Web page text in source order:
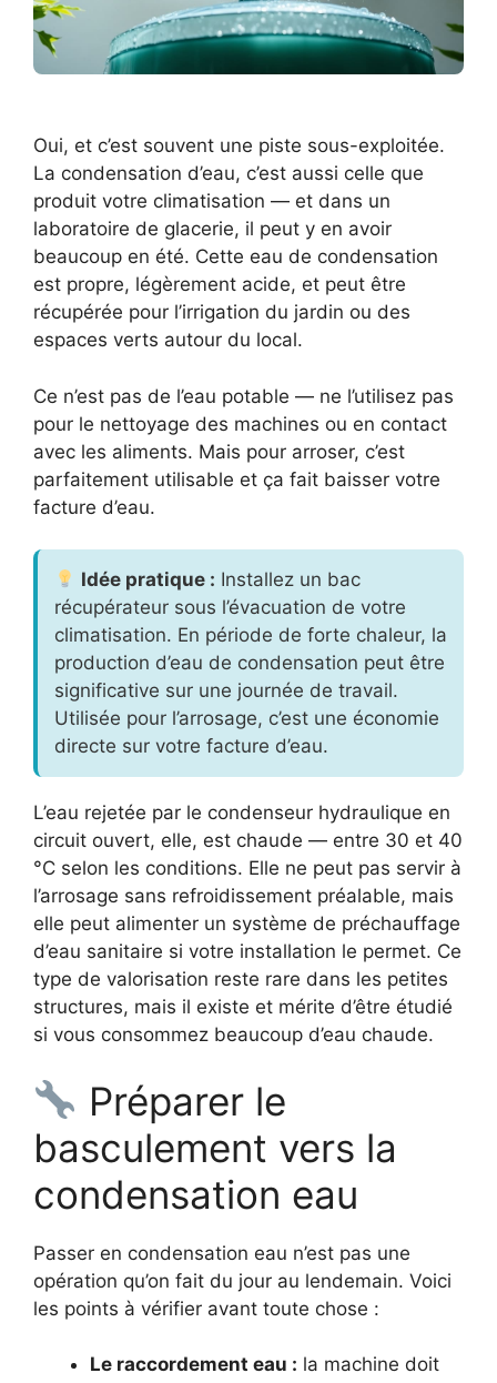
Oui, et c’est souvent une piste sous-exploitée.
La condensation d’eau, c’est aussi celle que
produit votre climatisation — et dans un
laboratoire de glacerie, il peut y en avoir
beaucoup en été. Cette eau de condensation
est propre, légèrement acide, et peut être
récupérée pour l’irrigation du jardin ou des
espaces verts autour du local.
Ce n’est pas de l’eau potable — ne l’utilisez pas
pour le nettoyage des machines ou en contact
avec les aliments. Mais pour arroser, c’est
parfaitement utilisable et ça fait baisser votre
facture d’eau.
Idée pratique : Installez un bac
récupérateur sous l’évacuation de votre
climatisation. En période de forte chaleur, la
production d’eau de condensation peut être
significative sur une journée de travail.
Utilisée pour l’arrosage, c’est une économie
directe sur votre facture d’eau.
L’eau rejetée par le condenseur hydraulique en
circuit ouvert, elle, est chaude — entre 30 et 40
°C selon les conditions. Elle ne peut pas servir à
l’arrosage sans refroidissement préalable, mais
elle peut alimenter un système de préchauffage
d’eau sanitaire si votre installation le permet. Ce
type de valorisation reste rare dans les petites
structures, mais il existe et mérite d’être étudié
si vous consommez beaucoup d’eau chaude.
Préparer le
basculement vers la
condensation eau
Passer en condensation eau n’est pas une
opération qu’on fait du jour au lendemain. Voici
les points à vérifier avant toute chose :
Le raccordement eau : la machine doit